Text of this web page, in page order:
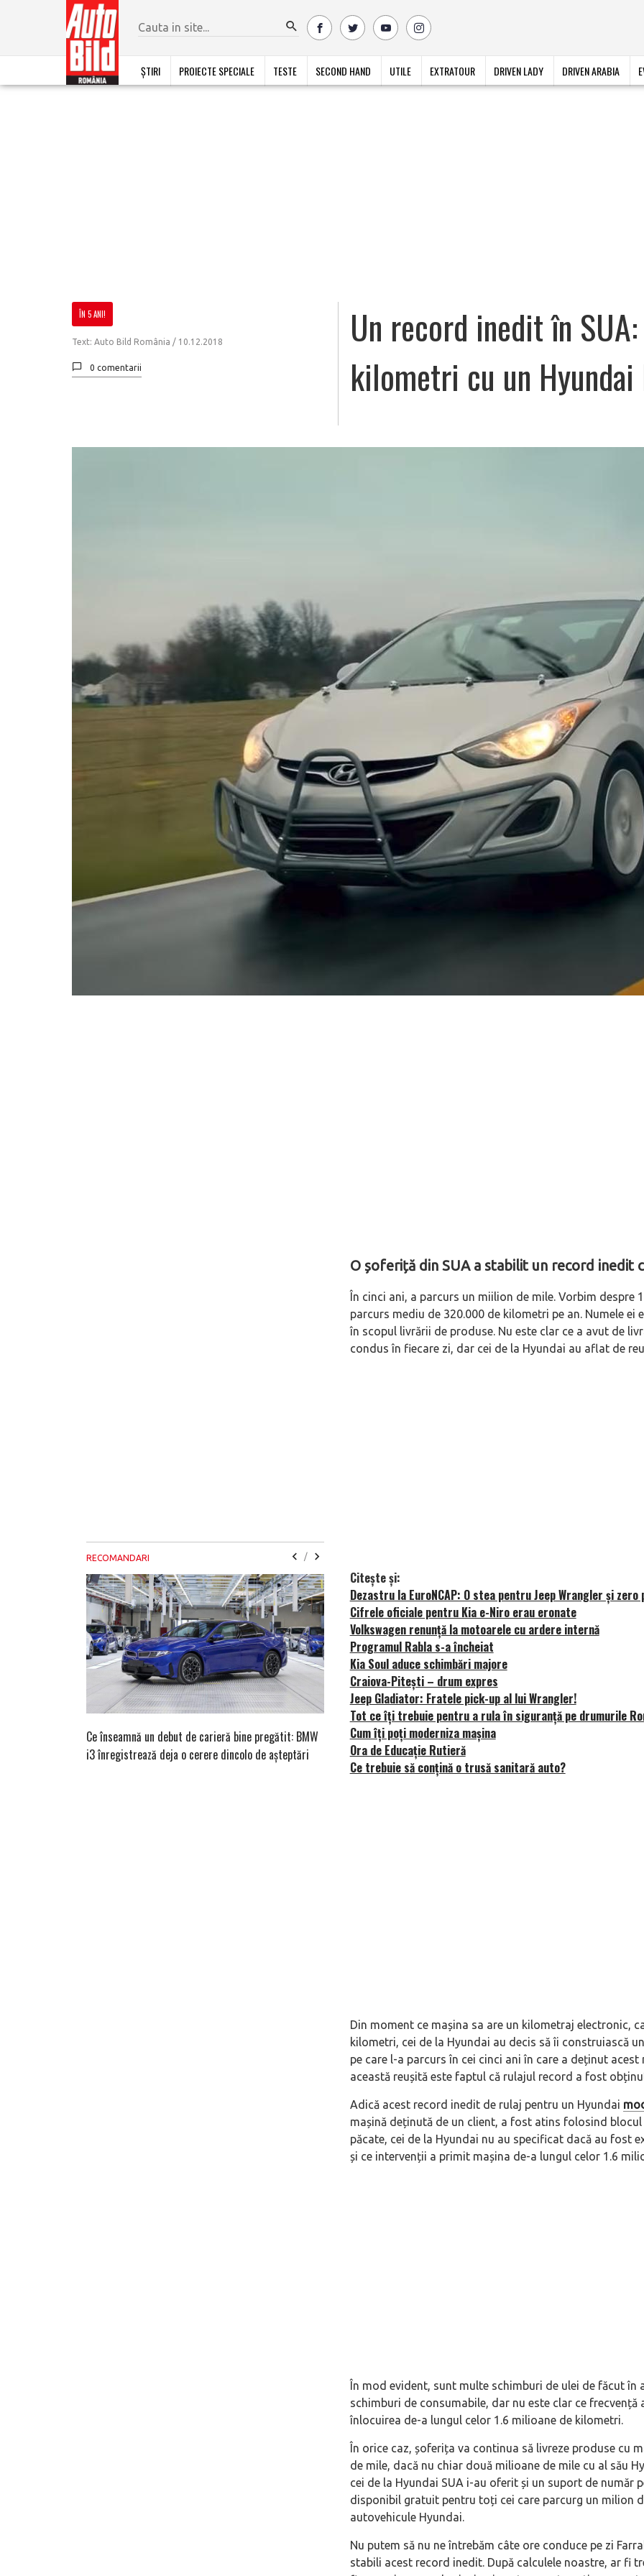
ȘTIRI PROIECTE SPECIALE TESTE SECOND HAND UTILE EXTRATOUR DRIVEN LADY DRIVEN ARABIA
ÎN 5 ANI!
Text: Auto Bild România / 10.12.2018
0 comentarii
Un record inedit în
kilometri cu un Hyundai
O șoferiță din SUA a stabilit un record inedit
În cinci ani, a parcurs un miilion de mile. Vorbim despre
parcurs mediu de 320.000 de kilometri pe an. Numele
în scopul livrării de produse. Nu este clar ce a avut de
condus în fiecare zi, dar cei de la Hyundai au aflat de
Citește și:
Dezastru la EuroNCAP: O stea pentru Jeep Wrangler și
Cifrele oficiale pentru Kia e-Niro erau eronate
Volkswagen renunță la motoarele cu ardere internă
Programul Rabla s-a încheiat
Kia Soul aduce schimbări majore
Craiova-Pitești – drum expres
Jeep Gladiator: Fratele pick-up al lui Wrangler!
Tot ce îți trebuie pentru a rula în siguranță pe drumurile
Cum îți poți moderniza mașina
Ora de Educație Rutieră
Ce trebuie să conțină o trusă sanitară auto?
Din moment ce mașina sa are un kilometraj electronic,
kilometri, cei de la Hyundai au decis să îi construiască
pe care l-a parcurs în cei cinci ani în care a deținut
această reușită este faptul că rulajul record a fost
Adică acest record inedit de rulaj pentru un Hyundai
mașină deținută de un client, a fost atins folosind
păcate, cei de la Hyundai nu au specificat dacă au fost
și ce intervenții a primit mașina de-a lungul celor 1.6
În mod evident, sunt multe schimburi de ulei de făcut în
schimburi de consumabile, dar nu este clar ce frecvență
înlocuirea de-a lungul celor 1.6 milioane de kilometri.
În orice caz, șoferița va continua să livreze produse cu
de mile, dacă nu chiar două milioane de mile cu al său
cei de la Hyundai SUA i-au oferit și un suport de număr
disponibil gratuit pentru toți cei care parcurg un milion
autovehicule Hyundai.
Nu putem să nu ne întrebăm câte ore conduce pe zi
stabili acest record inedit. După calculele noastre, ar fi
RECOMANDARI /
Ce înseamnă un debut de carieră bine pregătit: BMW
i3 înregistrează deja o cerere dincolo de așteptări
Versiune MINI Countryman încă nelansată oficial, dată
pe mâna fetelor în competiția off-road Rebelle Rally
altfel!